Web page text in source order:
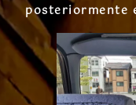
posteriormente